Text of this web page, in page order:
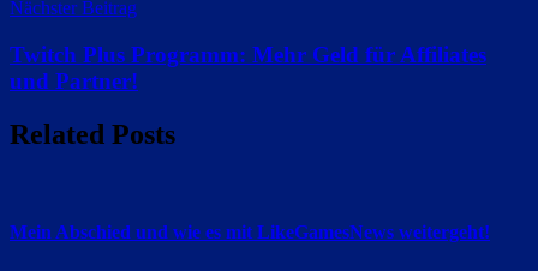
Nächster Beitrag
Twitch Plus Programm: Mehr Geld für Affiliates
und Partner!
Related Posts
Mein Abschied und wie es mit LikeGamesNews weitergeht!